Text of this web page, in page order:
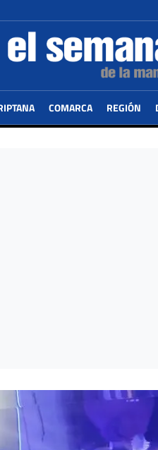
COMARCA REGIÓN